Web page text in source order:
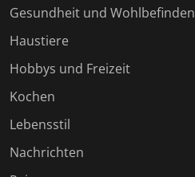
Gesundheit und Wohlbefinden
Haustiere
Hobbys und Freizeit
Kochen
Lebensstil
Nachrichten